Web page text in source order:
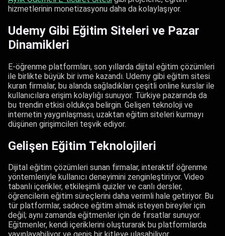
hizmetlerinin monetizasyonu daha da kolaylaşıyor.
Udemy Gibi Eğitim Siteleri ve Pazar
Dinamikleri
E-öğrenme platformları, son yıllarda dijital eğitim çözümleri
ile birlikte büyük bir ivme kazandı. Udemy gibi eğitim sitesi
kuran firmalar, bu alanda sağladıkları çeşitli online kurslar ile
kullanıcılara erişim kolaylığı sunuyor. Türkiye pazarında da
bu trendin etkisi oldukça belirgin. Gelişen teknoloji ve
internetin yaygınlaşması, uzaktan eğitim siteleri kurmayı
düşünen girişimcileri teşvik ediyor.
Gelişen Eğitim Teknolojileri
Dijital eğitim çözümleri sunan firmalar, interaktif öğrenme
yöntemleriyle kullanıcı deneyimini zenginleştiriyor. Video
tabanlı içerikler, etkileşimli quizler ve canlı dersler,
öğrencilerin eğitim süreçlerini daha verimli hale getiriyor. Bu
tür platformlar, sadece eğitim almak isteyen bireyler için
değil; aynı zamanda eğitmenler için de fırsatlar sunuyor.
Eğitmenler, kendi içeriklerini oluşturarak bu platformlarda